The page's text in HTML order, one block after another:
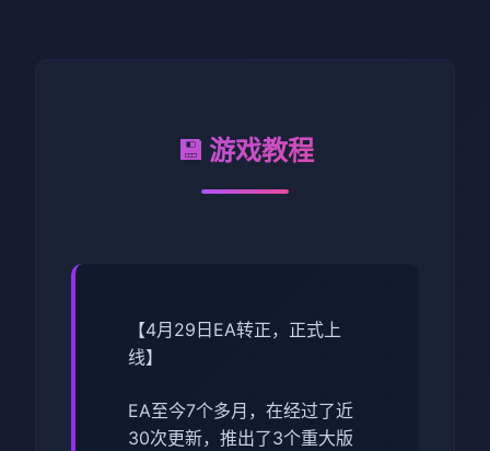
💾 游戏教程
【4月29日EA转正，正式上
线】
EA至今7个多月，在经过了近
30次更新，推出了3个重大版